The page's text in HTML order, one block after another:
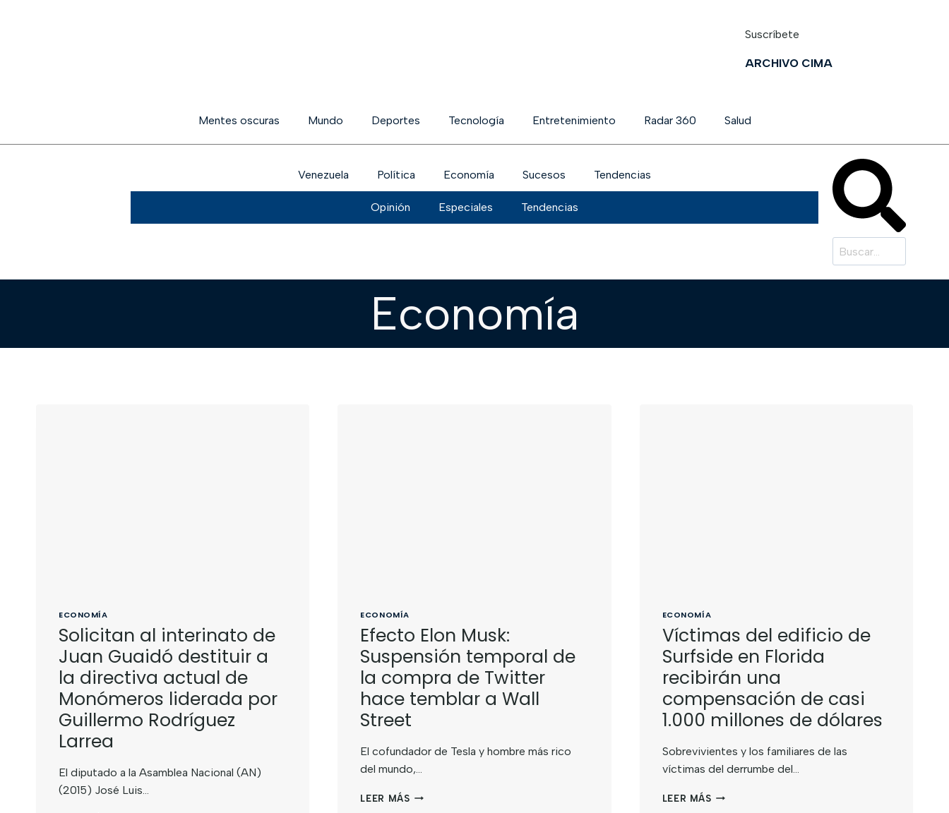
Suscríbete
ARCHIVO CIMA
Mentes oscuras Mundo Deportes Tecnología Entretenimiento Radar 360 Salud
Venezuela Política Economía Sucesos Tendencias
Opinión Especiales Tendencias
Economía
ECONOMÍA
Solicitan al interinato de
Juan Guaidó destituir a
la directiva actual de
Monómeros liderada por
Guillermo Rodríguez
Larrea
El diputado a la Asamblea Nacional (AN)
(2015) José Luis…
ECONOMÍA
Efecto Elon Musk:
Suspensión temporal de
la compra de Twitter
hace temblar a Wall
Street
El cofundador de Tesla y hombre más rico
del mundo,…
LEER MÁS
ECONOMÍA
Víctimas del edificio de
Surfside en Florida
recibirán una
compensación de casi
1.000 millones de dólares
Sobrevivientes y los familiares de las
víctimas del derrumbe del…
LEER MÁS